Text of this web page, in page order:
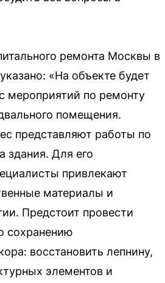
ремонта Москвы в
«На объекте будет
мероприятий по ремонту
помещения.
представляют работы по
здания. Для его
привлекают
материалы и
Предстоит провести
сохранению
восстановить лепнину,
элементов и